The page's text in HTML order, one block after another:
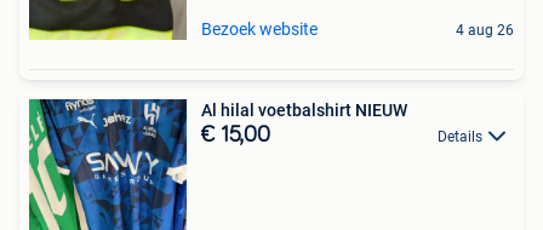
Bezoek website 4 aug 26
Al hilal voetbalshirt NIEUW
€ 15,00 Details